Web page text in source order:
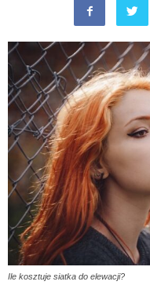
Ile kosztuje siatka do elewacji?